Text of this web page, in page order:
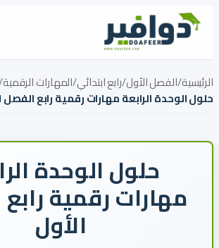
تخطي إلى المحتوى
الرئيسية/الفصل الأول/رابع ابتدائي/المهارات الرقمية
حلول الوحدة الرابعة مهارات رقمية رابع الفصل
حلول الوحدة
مهارات رقمية
الأول